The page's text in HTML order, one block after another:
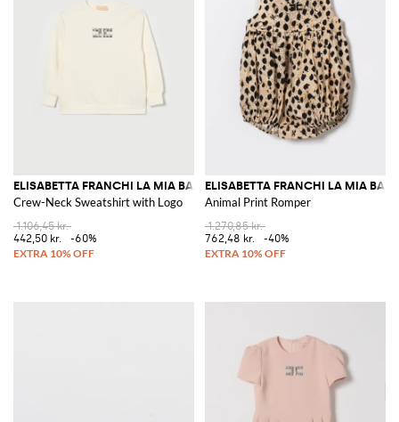
ELISABETTA FRANCHI LA MIA BAMBINA
Crew-Neck Sweatshirt with Logo
1.106,45 kr.
442,50 kr.
-60%
ELISABETTA FRANCHI LA MIA
Animal Print Romper
1.270,85 kr.
762,48 kr.
-40%